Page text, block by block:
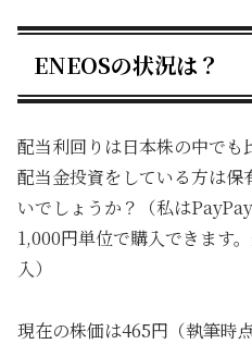
ENEOSの状況は？
配当利回りは日本株の中で
配当金投資をしている方は保
いでしょうか？（私は
1,000円単位で購入できます
入）
現在の株価は465円（執筆時